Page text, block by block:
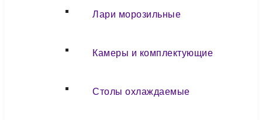
Лари морозильные
Камеры и комплектующие
Столы охлаждаемые